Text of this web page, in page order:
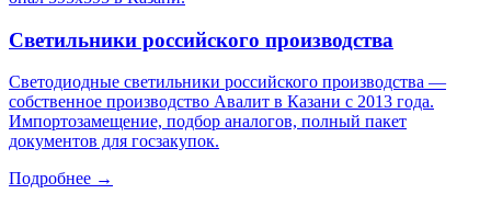
Светильники российского производства
Светодиодные светильники российского производства —
собственное производство Авалит в Казани с 2013 года.
Импортозамещение, подбор аналогов, полный пакет
документов для госзакупок.
Подробнее →